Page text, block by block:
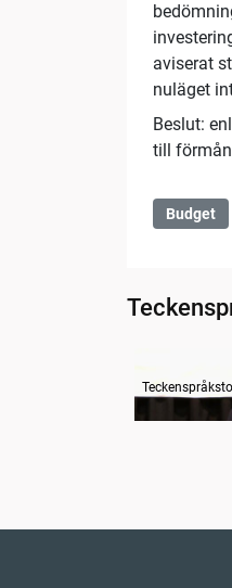
aviserat
nuläget
Beslut:
till
Budget